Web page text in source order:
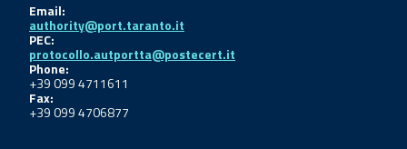
Email:
authority@port.taranto.it
PEC:
protocollo.autportta@postecert.it
Phone:
+39 099 4711611
Fax:
+39 099 4706877